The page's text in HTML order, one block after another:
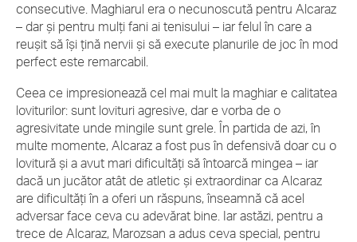
consecutive. Maghiarul era o necunoscută pentru Alcaraz
– dar și pentru mulți fani ai tenisului – iar felul în care a
reușit să își țină nervii și să execute planurile de joc în mod
perfect este remarcabil.
Ceea ce impresionează cel mai mult la maghiar e calitatea
loviturilor: sunt lovituri agresive, dar e vorba de o
agresivitate unde mingile sunt grele. În partida de azi, în
multe momente, Alcaraz a fost pus în defensivă doar cu o
lovitură și a avut mari dificultăți să întoarcă mingea – iar
dacă un jucător atât de atletic și extraordinar ca Alcaraz
are dificultăți în a oferi un răspuns, înseamnă că acel
adversar face ceva cu adevărat bine. Iar astăzi, pentru a
trece de Alcaraz, Marozsan a adus ceva special, pentru